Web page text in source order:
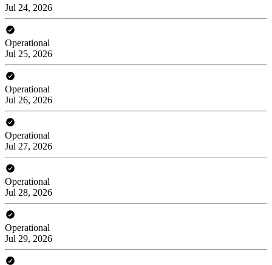
Jul 24, 2026
Operational
Jul 25, 2026
Operational
Jul 26, 2026
Operational
Jul 27, 2026
Operational
Jul 28, 2026
Operational
Jul 29, 2026